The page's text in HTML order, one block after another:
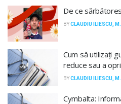
De ce
BYCLAUDIU ILIESCU,
Cum să utilizați
reduce sau a
BYCLAUDIU ILIESCU,
Cymbalta: